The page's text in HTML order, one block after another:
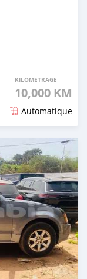
KILOMETRAGE
10,000 KM
Automatique